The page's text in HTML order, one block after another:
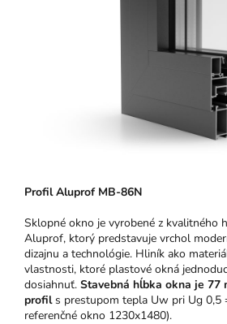
Profil Aluprof MB-86N
Sklopné okno je vyrobené z kvalitného
Aluprof, ktorý predstavuje vrchol
dizajnu a technológie. Hliník ako
vlastnosti, ktoré plastové okná
dosiahnuť. Stavebná hĺbka okna je 77
profils prestupom tepla Uw pri Ug 0,5
referenčné okno 1230x1480).